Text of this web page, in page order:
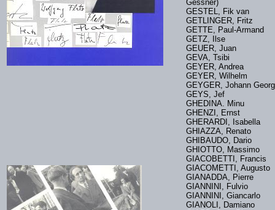
Gessner)
GESTEL, Fik van
GETLINGER, Fritz
GETTE, Paul-Armand
GETZ, Ilse
GEUER, Juan
GEVA, Tsibi
GEYER, Andrea
GEYER, Wilhelm
GEYGER, Johann
GEYS, Jef
GHEDINA. Minu
GHENZI, Ernst
GHERARDI, Isabella
GHIAZZA, Renato
GHIBAUDO, Dario
GHIOTTO, Massimo
GIACOBETTI, Francis
GIACOMETTI, Augusto
GIANADDA, Pierre
GIANNINI, Fulvio
GIANNINI, Giancarlo
GIANOLI, Damiano